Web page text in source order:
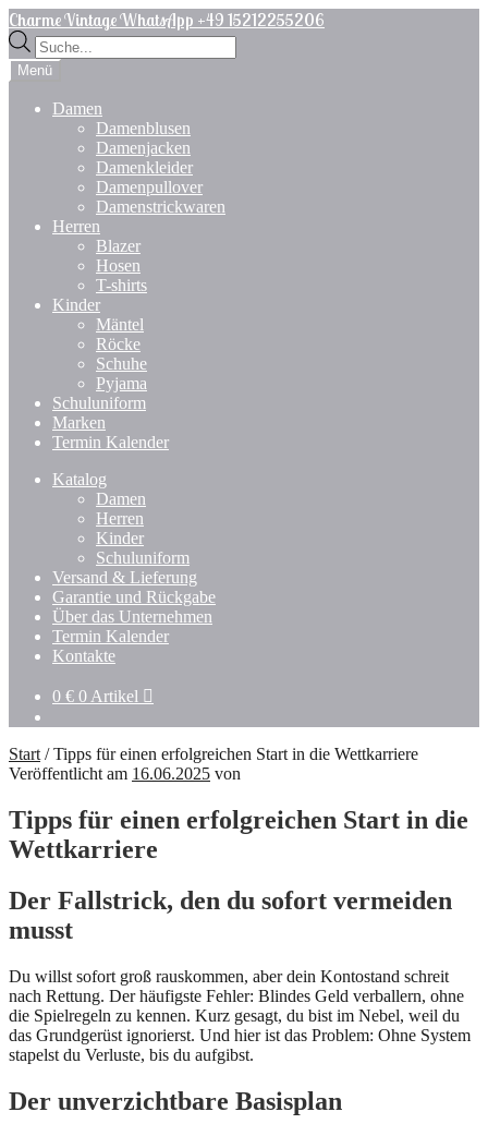
Zur
Navigation
springen
Zum
Inhalt
springen
Charme Vintage WhatsApp +49 15212255206
Products
search
Menü
Damen
Damenblusen
Damenjacken
Damenkleider
Damenpullover
Damenstrickwaren
Herren
Blazer
Hosen
T-shirts
Kinder
Mäntel
Röcke
Schuhe
Pyjama
Schuluniform
Marken
Termin Kalender
Katalog
Damen
Herren
Kinder
Schuluniform
Versand & Lieferung
Garantie und Rückgabe
Über das Unternehmen
Termin Kalender
Kontakte
0 € 0 Artikel
Start /Tipps für einen erfolgreichen Start in die Wettkarriere
Veröffentlicht am 16.06.2025 von
Tipps für einen erfolgreichen Start in die
Wettkarriere
Der Fallstrick, den du sofort vermeiden
musst
Du willst sofort groß rauskommen, aber dein Kontostand schreit
nach Rettung. Der häufigste Fehler: Blindes Geld verballern, ohne
die Spielregeln zu kennen. Kurz gesagt, du bist im Nebel, weil du
das Grundgerüst ignorierst. Und hier ist das Problem: Ohne System
stapelst du Verluste, bis du aufgibst.
Der unverzichtbare Basisplan